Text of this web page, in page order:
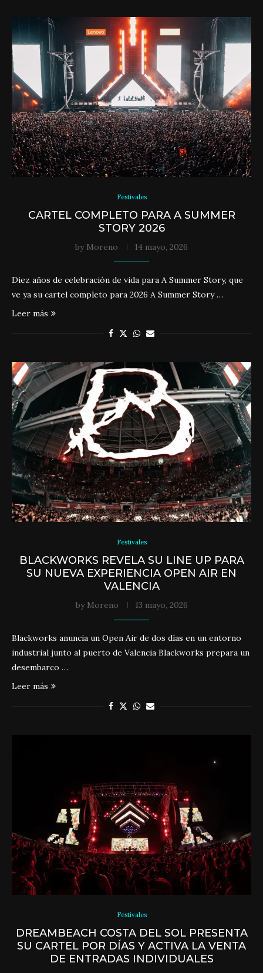
Festivales
CARTEL COMPLETO PARA A SUMMER
STORY 2026
by Moreno 14 mayo, 2026
Diez años de celebración de vida para A Summer Story, que
ve ya su cartel completo para 2026 A Summer Story …
Leer más
Festivales
BLACKWORKS REVELA SU LINE UP PARA
SU NUEVA EXPERIENCIA OPEN AIR EN
VALENCIA
by Moreno 13 mayo, 2026
Blackworks anuncia un Open Air de dos días en un entorno
industrial junto al puerto de Valencia Blackworks prepara un
desembarco …
Leer más
Festivales
DREAMBEACH COSTA DEL SOL PRESENTA
SU CARTEL POR DÍAS Y ACTIVA LA VENTA
DE ENTRADAS INDIVIDUALES